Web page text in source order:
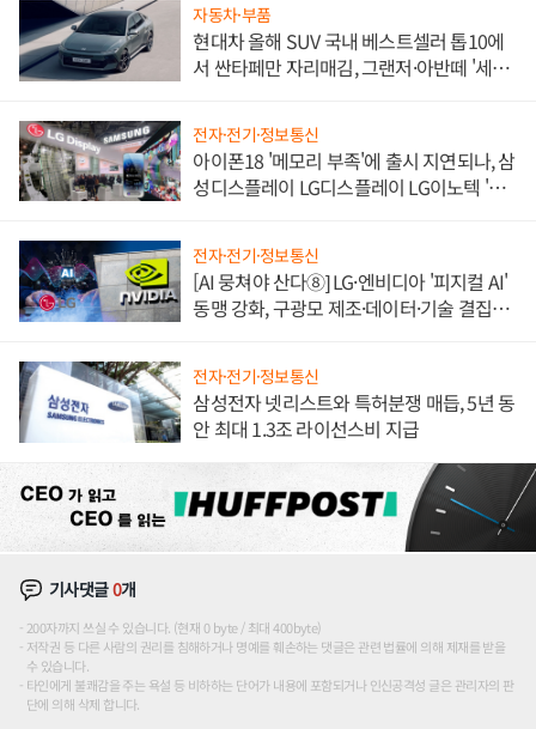
자동차·부품
현대차 올해 SUV 국내 베스트셀러 톱10에
서 싼타페만 자리매김, 그랜저·아반떼 '세단
전자·전기·정보통신
아이폰18 '메모리 부족'에 출시 지연되나, 삼
성디스플레이 LG디스플레이 LG이노텍 '탈
전자·전기·정보통신
[AI 뭉쳐야 산다⑧] LG·엔비디아 '피지컬 AI'
동맹 강화, 구광모 제조·데이터·기술 결집
전자·전기·정보통신
삼성전자 넷리스트와 특허분쟁 매듭, 5년 동
안 최대 1.3조 라이선스비 지급
기사댓글0개
200자까지 쓰실 수 있습니다. (현재 0 byte / 최대 400byte)
저작권 등 다른 사람의 권리를 침해하거나 명예를 훼손하는 댓글은 관련 법률에 의해 제재를 받을
수 있습니다.
타인에게 불쾌감을 주는 욕설 등 비하하는 단어가 내용에 포함되거나 인신공격성 글은 관리자의 판
단에 의해 삭제 합니다.